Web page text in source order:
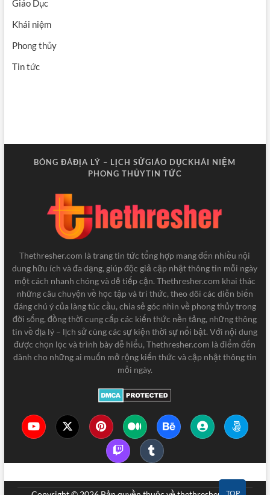
Giáo Dục
Khái niệm
Phong thủy
Tin tức
BÓNG ĐÁĐỊA LÝ – LỊCH SỬGIÁO DỤCKHÁI NIỆM
PHONG THỦYTIN TỨC
Thethresher.com là trang tin tức tổng hợp mang đến nhiều nội
dung hữu ích và đa dạng, giúp độc giả cập nhật thông tin mỗi ngày
một cách nhanh chóng và dễ tiếp cận. Thethresher.com khai thác
những câu chuyện về học tập và tri thức, theo dõi các diễn biến
đáng chú ý của làng túc cầu, chia sẻ góc nhìn về phong thủy trong
đời sống, đồng thời cung cấp các kiến thức nền tảng, những thông
tin về địa lý – lịch sử cùng các sự kiện thời sự nổi bật. Với nội dung
được chọn lọc và trình bày dễ hiểu, Thethresher.com là điểm đến
dành cho những ai muốn mở rộng kiến thức và cập nhật thông tin
mỗi ngày.
TOP